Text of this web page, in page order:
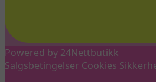
Powered by 24Nettbutikk
Salgsbetingelser Cookies